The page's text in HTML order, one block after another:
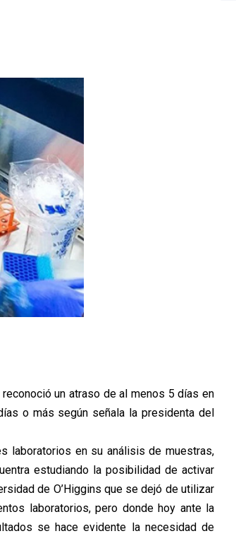
un atraso de al menos 5 días en
o más según señala la presidenta del
laboratorios en su análisis de muestras,
estudiando la posibilidad de activar
de O’Higgins que se dejó de utilizar
laboratorios, pero donde hoy ante la
se hace evidente la necesidad de